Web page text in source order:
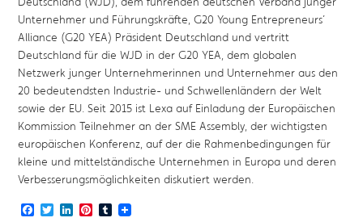
Unternehmer und Führungskräfte, G20 Young Entrepreneurs´
Alliance (G20 YEA) Präsident Deutschland und vertritt
Deutschland für die WJD in der G20 YEA, dem globalen
Netzwerk junger Unternehmerinnen und Unternehmer aus den
20 bedeutendsten Industrie- und Schwellenländern der Welt
sowie der EU. Seit 2015 ist Lexa auf Einladung der Europäischen
Kommission Teilnehmer an der SME Assembly, der wichtigsten
europäischen Konferenz, auf der die Rahmenbedingungen für
kleine und mittelständische Unternehmen in Europa und deren
Verbesserungsmöglichkeiten diskutiert werden.
Facebook
TwitterLinkedIn
Pinterest
Tumblr